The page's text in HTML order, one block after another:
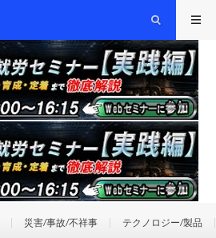
災害/事故/不祥事 テクノロジー/製品